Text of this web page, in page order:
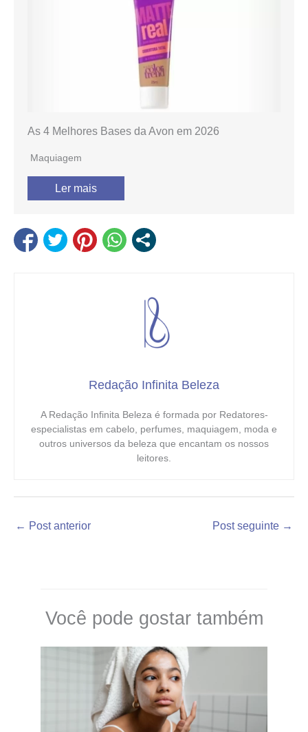
As 4 Melhores Bases da Avon em 2026
Maquiagem
Ler mais
Redação Infinita Beleza
A Redação Infinita Beleza é formada por Redatores-
especialistas em cabelo, perfumes, maquiagem, moda e
outros universos da beleza que encantam os nossos
leitores.
← Post anterior Post seguinte →
Você pode gostar também